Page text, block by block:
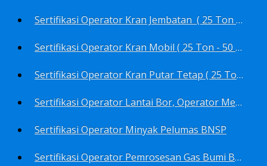
Sertifikasi Operator Kran Jembatan ( 25 Ton - 50 Ton - > 50 ) BNSP
Sertifikasi Operator Kran Mobil ( 25 Ton - 50 Ton - > 50 ) BNSP
Sertifikasi Operator Kran Putar Tetap ( 25 Ton - 50 Ton - > 50 ) BNSP
Sertifikasi Operator Lantai Bor, Operator Menara Bor, Juru Bor, Ahli Pengendali Pengeboran BNSP
Sertifikasi Operator Minyak Pelumas BNSP
Sertifikasi Operator Pemrosesan Gas Bumi BNSP